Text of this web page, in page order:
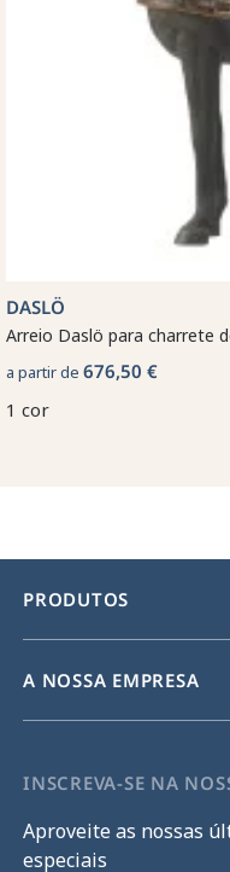
DASLÖ
Arreio Daslö para charrete
a partir de 676,50 €
1 cor
PRODUTOS
A NOSSA EMPRESA
INSCREVA-SE NA
Aproveite as nossas
especiais